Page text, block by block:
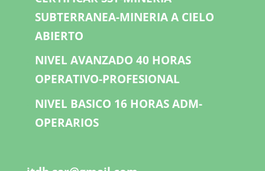
SUBTERRANEA-MINERIA A CIELO
ABIERTO
NIVEL AVANZADO 40 HORAS
OPERATIVO-PROFESIONAL
NIVEL BASICO 16 HORAS ADM-
OPERARIOS